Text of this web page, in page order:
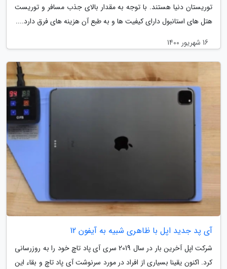
توریستان دنیا هستند. با توجه به مقدار بالای جذب مسافر و توریست
هتل های استانبول دارای کیفیت ها و به طبع آن هزینه های فرق دارد....
16 شهریور 1400
آی پد جدید اپل با ظاهری شبیه به آیفون 12
شرکت اپل آخرین بار در سال 2019 سری آی پاد تاچ خود را به روزرسانی
کرد. اکنون یقینا بسیاری از افراد در مورد سرنوشت آی پاد تاچ و بقاء این